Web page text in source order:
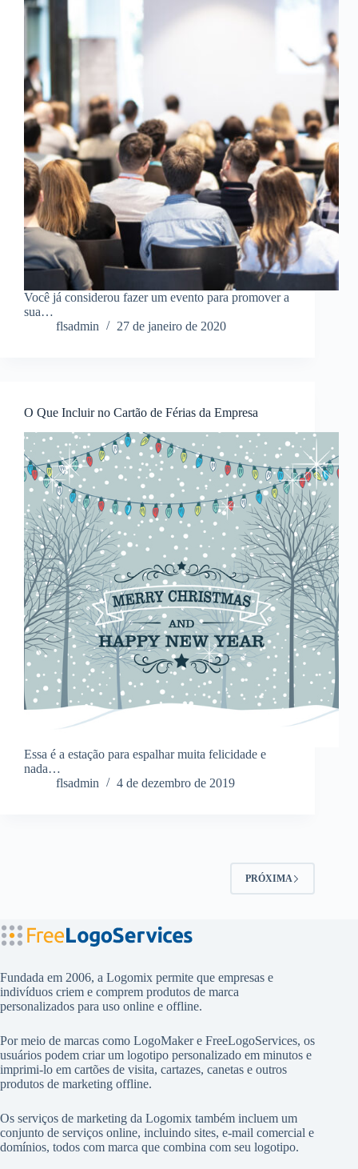
Você já considerou fazer um evento para promover a
sua…
flsadmin
27 de janeiro de 2020
O Que Incluir no Cartão de Férias da Empresa
Essa é a estação para espalhar muita felicidade e
nada…
flsadmin
4 de dezembro de 2019
PRÓXIMA
Fundada em 2006, a Logomix permite que empresas e
indivíduos criem e comprem produtos de marca
personalizados para uso online e offline.
Por meio de marcas como LogoMakere FreeLogoServices, os
usuários podem criar um logotipo personalizado em minutos e
imprimi-lo em cartões de visita, cartazes, canetas e outros
produtos de marketing offline.
Os serviços de marketing da Logomix também incluem um
conjunto de serviços online, incluindo sites, e-mail comercial e
domínios, todos com marca que combina com seu logotipo.